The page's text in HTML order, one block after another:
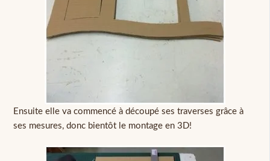
Ensuite elle va commencé à découpé ses traverses grâce à
ses mesures, donc bientôt le montage en 3D!